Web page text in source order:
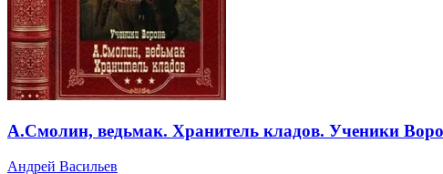
А.Смолин, ведьмак. Хранитель кладов. Ученики
Андрей Васильев